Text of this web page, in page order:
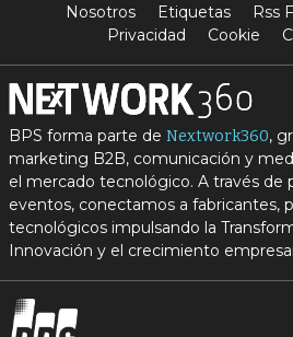
Nosotros Etiquetas Rss
Privacidad
Cookie
BPS forma parte de Nextwork360,
marketing B2B, comunicación y
el mercado tecnológico. A través de
eventos, conectamos a fabricantes,
tecnológicos impulsando la
Innovación y el crecimiento